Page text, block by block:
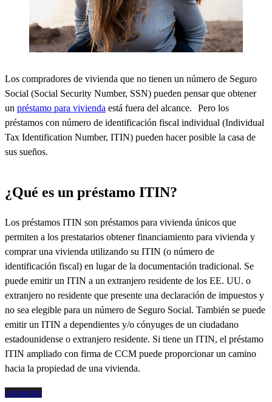
Los compradores de vivienda que no tienen un número de Seguro
Social (Social Security Number, SSN) pueden pensar que obtener
un préstamo para vivienda está fuera del alcance.
Pero los
préstamos con número de identificación fiscal individual (Individual
Tax Identification Number, ITIN) pueden hacer posible la casa de
sus sueños.
¿Qué es un préstamo ITIN?
Los préstamos ITIN son préstamos para vivienda únicos que
permiten a los prestatarios obtener financiamiento para vivienda y
comprar una vivienda utilizando su ITIN (o número de
identificación fiscal) en lugar de la documentación tradicional. Se
puede emitir un ITIN a un extranjero residente de los EE. UU. o
extranjero no residente que presente una declaración de impuestos y
no sea elegible para un número de Seguro Social. También se puede
emitir un ITIN a dependientes y/o cónyuges de un ciudadano
estadounidense o extranjero residente. Si tiene un ITIN, el préstamo
ITIN ampliado con firma de CCM puede proporcionar un camino
hacia la propiedad de una vivienda.
comenzar